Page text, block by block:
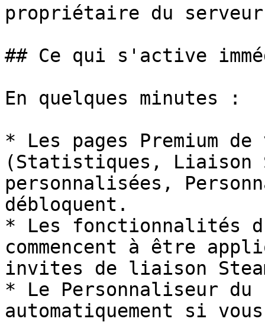
propriétaire du
## Ce qui s'active
En quelques minutes :
* Les pages Premium
(Statistiques, Liaison
personnalisées,
débloquent.
* Les fonctionnalités du
commencent à être
invites de liaison
* Le Personnaliseur
automatiquement si